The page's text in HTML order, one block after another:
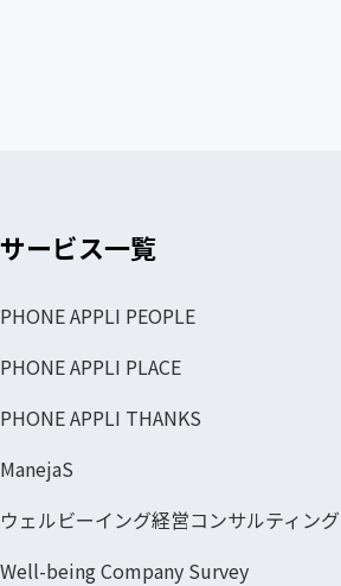
サービス一覧
PHONE APPLI PEOPLE
PHONE APPLI PLACE
PHONE APPLI THANKS
ManejaS
ウェルビーイング経営コンサルティング
Well-being Company Survey